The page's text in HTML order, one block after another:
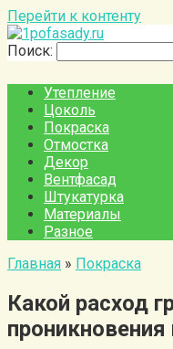
Перейти к контенту
Поиск:
Утепление
Цоколь
Покраска
Отмостка
Декор
Вентфасад
Штукатурка
Материалы
Разное
Главная » Покраска
Какой расход